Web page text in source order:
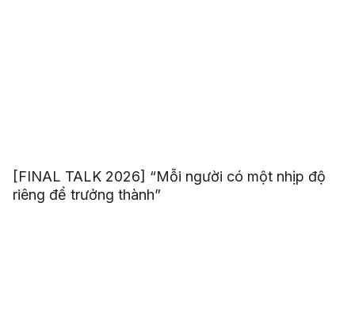
[FINAL TALK 2026] “Mỗi người có một nhịp độ
riêng để trưởng thành”